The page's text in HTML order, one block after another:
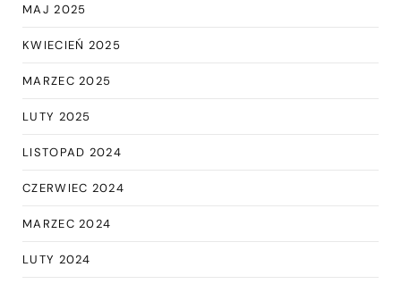
MAJ 2025
KWIECIEŃ 2025
MARZEC 2025
LUTY 2025
LISTOPAD 2024
CZERWIEC 2024
MARZEC 2024
LUTY 2024